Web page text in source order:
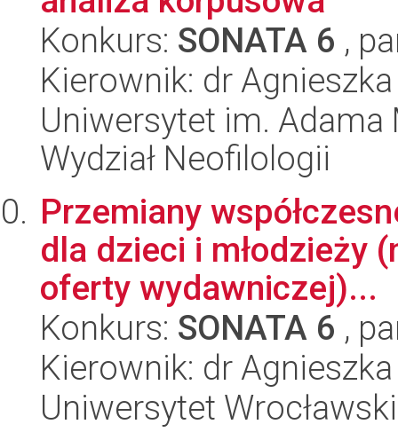
Konkurs: SONATA 6 ,
Kierownik: dr
Uniwersytet im.
Wydział Neofilologii
Przemiany
dla dzieci i młodzieży
oferty wydawniczej)...
Konkurs: SONATA 6 ,
Kierownik: dr
Uniwersytet